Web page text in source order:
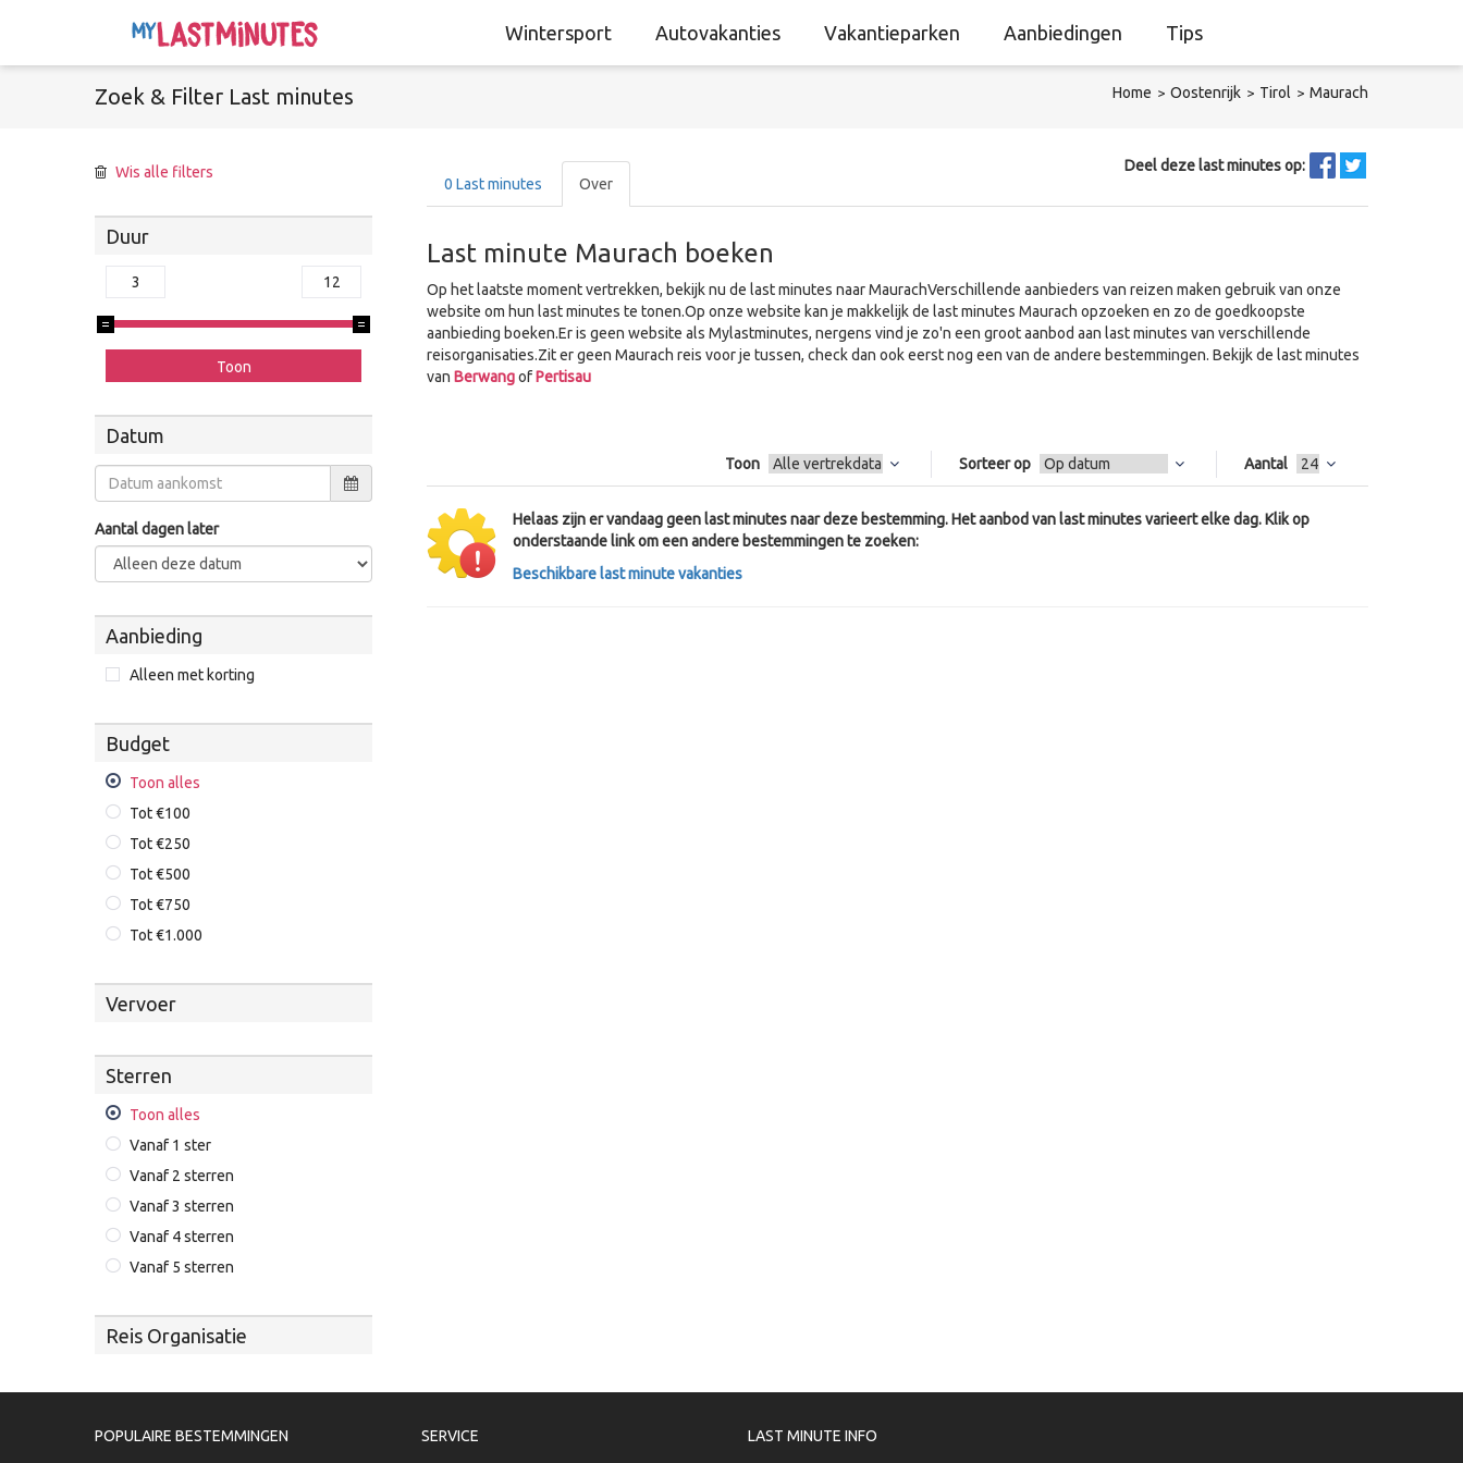
Wintersport Autovakanties Vakantieparken Aanbiedingen Tips
Zoek & Filter Last minutes Home Oostenrijk Tirol Maurach
Deel deze last minutes op:
0 Last minutes Over
Last minute Maurach boeken
Op het laatste moment vertrekken, bekijk nu de last minutes naar MaurachVerschillende aanbieders van reizen maken gebruik van onze
website om hun last minutes te tonen.Op onze website kan je makkelijk de last minutes Maurach opzoeken en zo de goedkoopste
aanbieding boeken.Er is geen website als Mylastminutes, nergens vind je zo'n een groot aanbod aan last minutes van verschillende
reisorganisaties.Zit er geen Maurach reis voor je tussen, check dan ook eerst nog een van de andere bestemmingen. Bekijk de last minutes
van BerwangofPertisau
Toon Sorteer op Aantal
Helaas zijn er vandaag geen last minutes naar deze bestemming. Het aanbod van last minutes varieert elke dag. Klik op
onderstaande link om een andere bestemmingen te zoeken:
Beschikbare last minute vakanties
Wis alle filters
Duur
Datum
Aantal dagen later
Aanbieding
Alleen met korting
Budget
Toon alles
Tot €100
Tot €250
Tot €500
Tot €750
Tot €1.000
Vervoer
Sterren
Toon alles
Vanaf 1 ster
Vanaf 2 sterren
Vanaf 3 sterren
Vanaf 4 sterren
Vanaf 5 sterren
Reis Organisatie
POPULAIRE BESTEMMINGEN SERVICE LAST MINUTE INFO